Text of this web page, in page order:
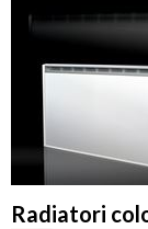
Radiatori